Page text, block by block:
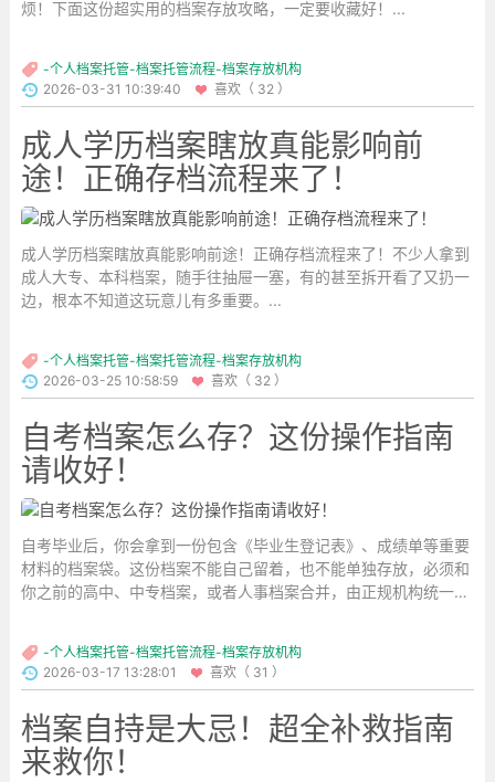
烦！下面这份超实用的档案存放攻略，一定要收藏好！...
-个人档案托管-档案托管流程-档案存放机构
2026-03-31 10:39:40
喜欢（ 32 ）
成人学历档案瞎放真能影响前
途！正确存档流程来了！
成人学历档案瞎放真能影响前途！正确存档流程来了！不少人拿到
成人大专、本科档案，随手往抽屉一塞，有的甚至拆开看了又扔一
边，根本不知道这玩意儿有多重要。...
-个人档案托管-档案托管流程-档案存放机构
2026-03-25 10:58:59
喜欢（ 32 ）
自考档案怎么存？这份操作指南
请收好！
自考毕业后，你会拿到一份包含《毕业生登记表》、成绩单等重要
材料的档案袋。这份档案不能自己留着，也不能单独存放，必须和
你之前的高中、中专档案，或者人事档案合并，由正规机构统一管
-个人档案托管-档案托管流程-档案存放机构
2026-03-17 13:28:01
喜欢（ 31 ）
档案自持是大忌！超全补救指南
来救你！